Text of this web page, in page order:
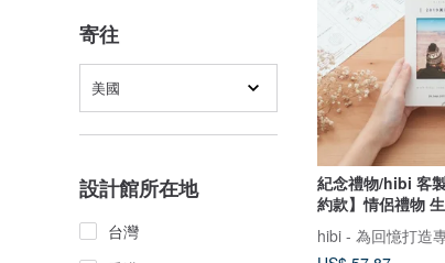
寄往
美國
設計館所在地
台灣
紀念禮物/hibi 客
約款】情侶禮物
hibi - 為回憶打造